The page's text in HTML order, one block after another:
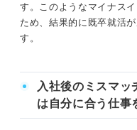
す。このようなマイナス
ため、結果的に既卒就活
す。
入社後のミスマッ
は自分に合う仕事